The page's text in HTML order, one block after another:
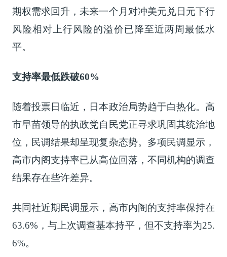
期权需求回升，未来一个月对冲美元兑日元下行
风险相对上行风险的溢价已降至近两周最低水
平。
支持率最低跌破60%
随着投票日临近，日本政治局势趋于白热化。高
市早苗领导的执政党自民党正寻求巩固其统治地
位，民调结果却呈现复杂态势。多项民调显示，
高市内阁支持率已从高位回落，不同机构的调查
结果存在些许差异。
共同社近期民调显示，高市内阁的支持率保持在
63.6%，与上次调查基本持平，但不支持率为25.
6%。